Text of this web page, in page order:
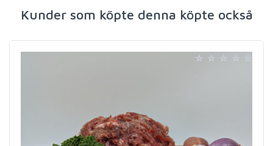
Kunder som köpte denna köpte också